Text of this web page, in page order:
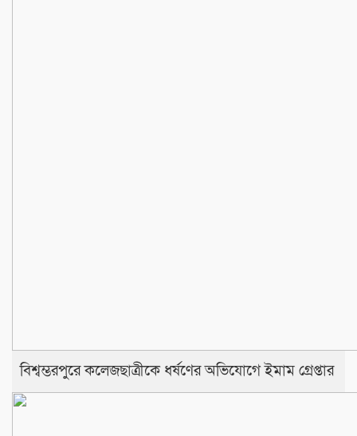
বিশ্বম্ভরপুরে কলেজছাত্রীকে ধর্ষণের অভিযোগে ইমাম গ্রেপ্তার